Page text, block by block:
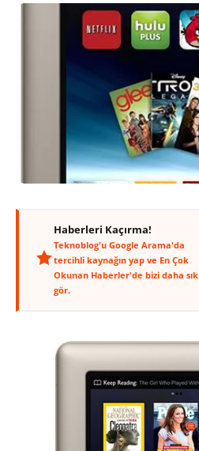
Haberleri Kaçırma!
Teknoblog'u Google Arama'da
tercihli kaynağın yap ve En Çok
Okunan Haberler'de bizi daha sık
gör.